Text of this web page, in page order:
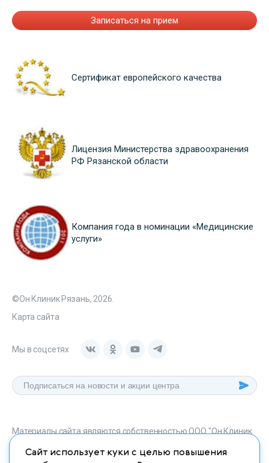
Записаться на прием
Сертификат европейского качества
Лицензия Министерства здравоохранения
РФ Рязанской области
Компания года в номинации «Медицинские
услуги»
©Он Клиник Рязань, 2026.
Карта сайта
Мы в соцсетях
Материалы сайта являются собственностью ООО "Он Клиник
onclinic-ryazan.ru запрещено в соответствии со статьей 1259
Сайт использует куки с целью повышения